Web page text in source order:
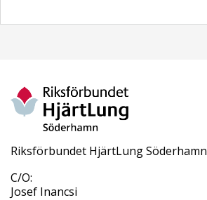
Riksförbundet HjärtLung Söderhamn
C/O:
Josef Inancsi